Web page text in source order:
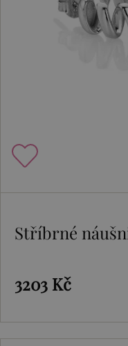
Stříbrné
3203 Kč